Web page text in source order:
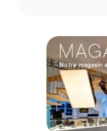
Dimensions : 66,6 ×
Poids : 110 g
Offre valable jusqu'au 09-
Code EAN Bague
4549292177138
Garantie 2 ans